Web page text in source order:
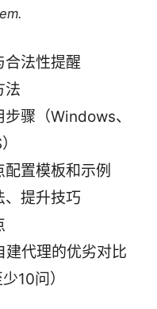
合法性提醒
法
骤（Windows、
置模板和示例
、提升技巧
建代理的优劣对比
10问）